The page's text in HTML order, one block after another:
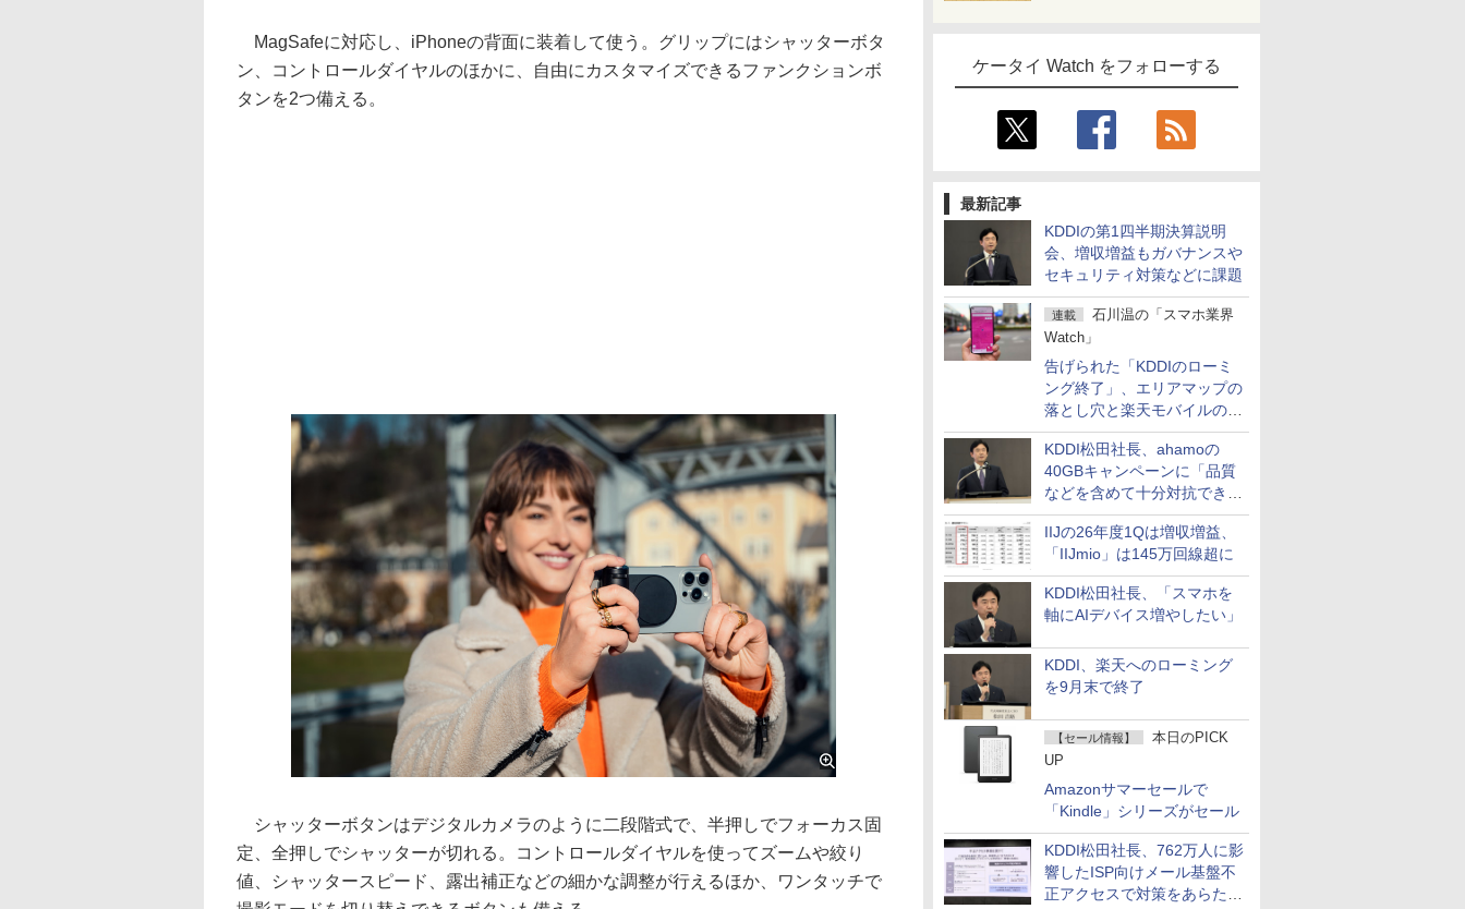
ケータイ Watch をフォローする
最新記事
KDDIの第1四半期決算説明
会、増収増益もガバナンスや
セキュリティ対策などに課題
連載
石川温の「スマホ業界
Watch」
告げられた「KDDIのローミ
ング終了」、エリアマップの
落とし穴と楽天モバイルの課
題
KDDI松田社長、ahamoの
40GBキャンペーンに「品質
などを含めて十分対抗でき
る」
IIJの26年度1Qは増収増益、
「IIJmio」は145万回線超に
KDDI松田社長、「スマホを
軸にAIデバイス増やしたい」
KDDI、楽天へのローミング
を9月末で終了
【セール情報】
本日のPICK
UP
Amazonサマーセールで
「Kindle」シリーズがセール
KDDI松田社長、762万人に影
響したISP向けメール基盤不
正アクセスで対策をあらため
MagSafeに対応し、iPhoneの背面に装着して使う。グリップにはシャッターボタ
ン、コントロールダイヤルのほかに、自由にカスタマイズできるファンクションボ
タンを2つ備える。
シャッターボタンはデジタルカメラのように二段階式で、半押しでフォーカス固
定、全押しでシャッターが切れる。コントロールダイヤルを使ってズームや絞り
値、シャッタースピード、露出補正などの細かな調整が行えるほか、ワンタッチで